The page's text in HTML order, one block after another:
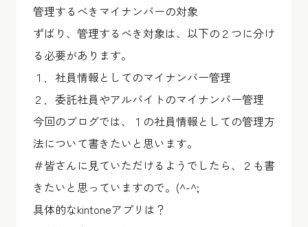
管理するべきマイナンバーの対象
ずばり、管理するべき対象は、以下の２つに分け
る必要があります。
１．社員情報としてのマイナンバー管理
２．委託社員やアルバイトのマイナンバー管理
今回のブログでは、１の社員情報としての管理方
法について書きたいと思います。
＃皆さんに見ていただけるようでしたら、２も書
きたいと思っていますので。(^-^;
具体的なkintoneアプリは？